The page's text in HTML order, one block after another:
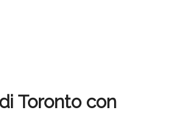
Toronto con